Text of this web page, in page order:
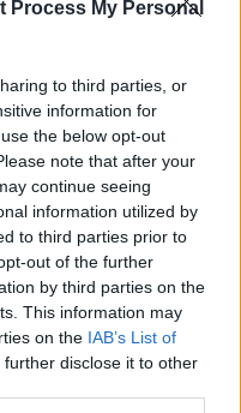
Process My Personal
to third parties, or
information for
the below opt-out
note that after your
continue seeing
information utilized by
to third parties prior to
out of the further
by third parties on the
This information may
on the IAB’s List of
further disclose it to other